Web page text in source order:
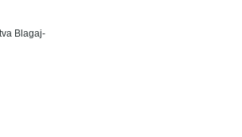
Blagaj-